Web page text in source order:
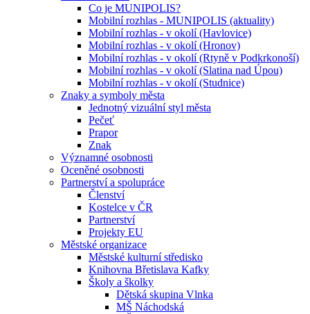
Co je MUNIPOLIS?
Mobilní rozhlas - MUNIPOLIS (aktuality)
Mobilní rozhlas - v okolí (Havlovice)
Mobilní rozhlas - v okolí (Hronov)
Mobilní rozhlas - v okolí (Rtyně v Podkrkonoší)
Mobilní rozhlas - v okolí (Slatina nad Úpou)
Mobilní rozhlas - v okolí (Studnice)
Znaky a symboly města
Jednotný vizuální styl města
Pečeť
Prapor
Znak
Významné osobnosti
Oceněné osobnosti
Partnerství a spolupráce
Členství
Kostelce v ČR
Partnerství
Projekty EU
Městské organizace
Městské kulturní středisko
Knihovna Břetislava Kafky
Školy a školky
Dětská skupina Vlnka
MŠ Náchodská